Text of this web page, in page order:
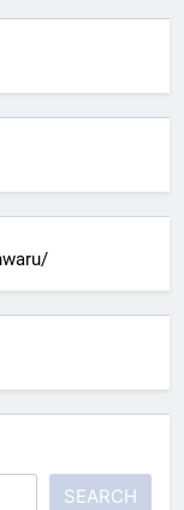
SEARCH